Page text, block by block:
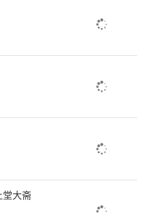
堂大斋